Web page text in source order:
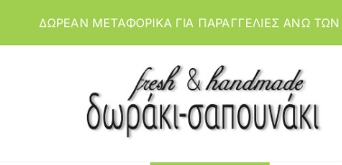
ΔΩΡΕΑΝ ΜΕΤΑΦΟΡΙΚΑ ΓΙΑ ΠΑΡΑΓΓΕΛΙΕΣ ΑΝΩ ΤΩΝ